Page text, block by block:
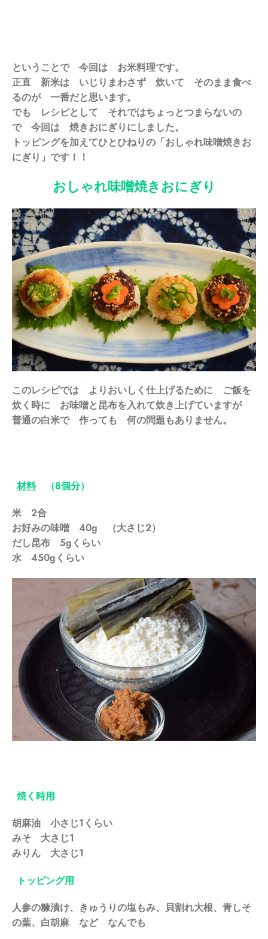
ということで 今回は お米料理です。
正直 新米は いじりまわさず 炊いて そのまま食べ
るのが 一番だと思います。
でも レシピとして それではちょっとつまらないの
で 今回は 焼きおにぎりにしました。
トッピングを加えてひとひねりの「おしゃれ味噌焼きお
にぎり」です！！
おしゃれ味噌焼きおにぎり
このレシピでは よりおいしく仕上げるために ご飯を
炊く時に お味噌と昆布を入れて炊き上げていますが
普通の白米で 作っても 何の問題もありません。
材料（8個分）
米 2合
お好みの味噌 40g （大さじ2）
だし昆布 5gくらい
水 450gくらい
焼く時用
胡麻油 小さじ1くらい
みそ 大さじ1
みりん 大さじ1
トッピング用
人参の糠漬け、きゅうりの塩もみ、貝割れ大根、青しそ
の葉、白胡麻 など なんでも